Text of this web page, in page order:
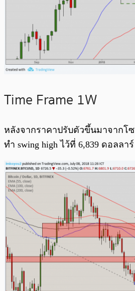
Time Frame 1W
หลังจากราคาปรับตัวขึ้นมาจากโ
ทำ swing high ไว้ที่ 6,839 ดอลลาร์